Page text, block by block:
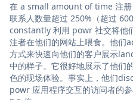
在 a small amount of time 注
联系人数量超过 250%（超过
constantly 利用 powr 社交将他
注者在他们的网站上喂食。他
方式来快速向他们的客户展示
中的样子。它很好地展示了他们
色的现场体验。事实上，他们
powr 应用程序交互的访问者的